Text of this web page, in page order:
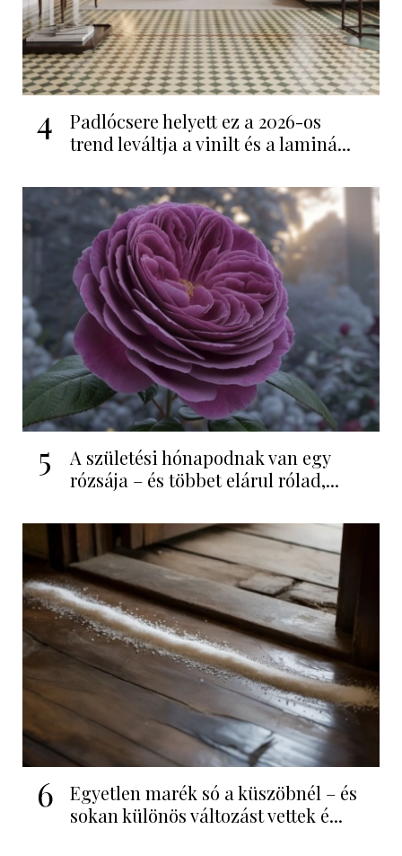
4
Padlócsere helyett ez a 2026-os
trend leváltja a vinilt és a laminá...
5
A születési hónapodnak van egy
rózsája – és többet elárul rólad,...
6
Egyetlen marék só a küszöbnél – és
sokan különös változást vettek é...